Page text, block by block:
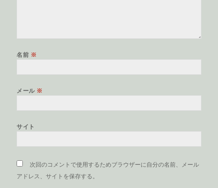
名前 ※
メール ※
サイト
次回のコメントで使用するためブラウザーに自分の名前、メール
アドレス、サイトを保存する。